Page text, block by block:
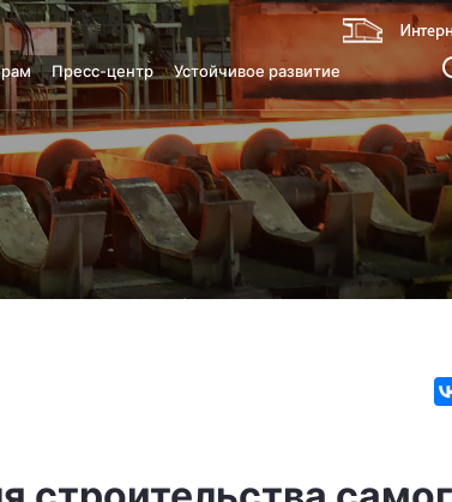
Пресс-центр Устойчивое развитие